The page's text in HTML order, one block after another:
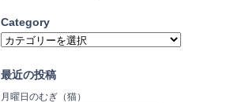
Category
Category
最近の投稿
月曜日のむぎ（猫）